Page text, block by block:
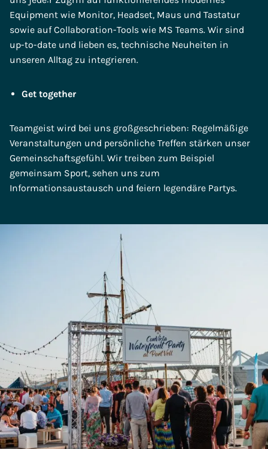
Equipment wie Monitor, Headset, Maus und Tastatur
sowie auf Collaboration-Tools wie MS Teams. Wir sind
up-to-date und lieben es, technische Neuheiten in
unseren Alltag zu integrieren.
Get together
Teamgeist wird bei uns großgeschrieben: Regelmäßige
Veranstaltungen und persönliche Treffen stärken unser
Gemeinschaftsgefühl. Wir treiben zum Beispiel
gemeinsam Sport, sehen uns zum
Informationsaustausch und feiern legendäre Partys.